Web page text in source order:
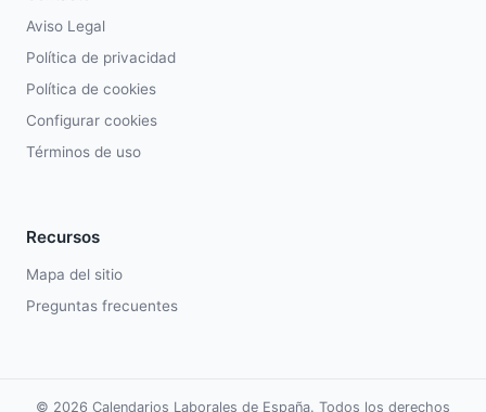
Aviso Legal
Política de privacidad
Política de cookies
Configurar cookies
Términos de uso
Recursos
Mapa del sitio
Preguntas frecuentes
© 2026 Calendarios Laborales de España. Todos los derechos